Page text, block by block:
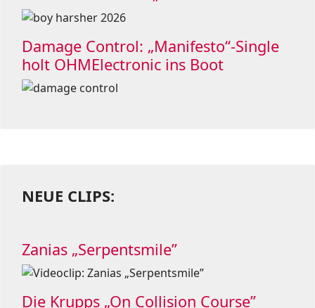
Damage Control: „Manifesto“-Single
holt OHMElectronic ins Boot
NEUE CLIPS:
Zanias „Serpentsmile”
Die Krupps „On Collision Course”